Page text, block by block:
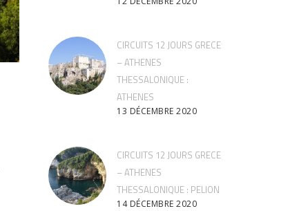
CIRCUITS 12 JOURS GRECE
– ATHENES
THESSALONIQUE :
ATHENES
13 DÉCEMBRE 2020
CIRCUITS 12 JOURS GRECE
– ATHENES
THESSALONIQUE : PELION
14 DÉCEMBRE 2020